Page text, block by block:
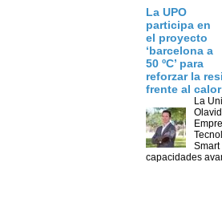
La UPO
participa en
el proyecto
‘barcelona a
50 ºC’ para
reforzar la
frente al
La
Smart
capacidades